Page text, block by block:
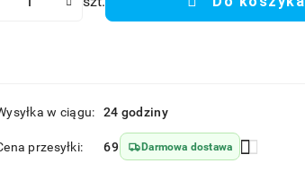
w ciągu: 24 godziny
przesyłki: 69 Darmowa dostawa